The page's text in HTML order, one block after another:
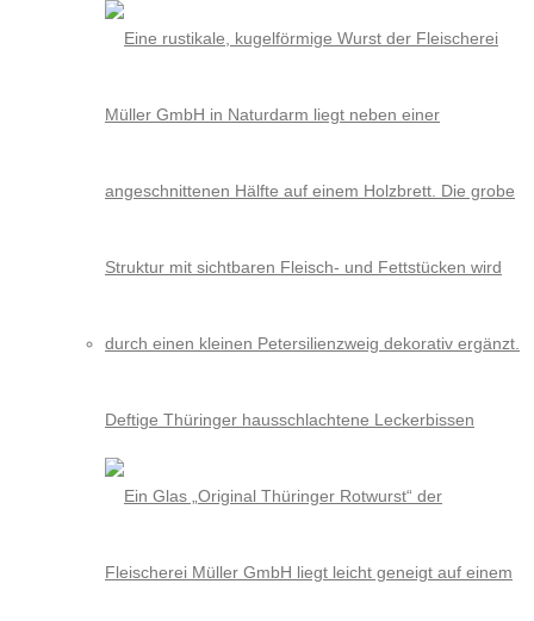
Deftige Thüringer hausschlachtene Leckerbissen